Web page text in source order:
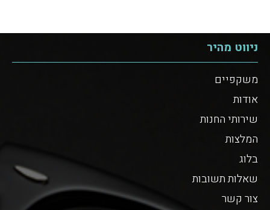
ניווט מהיר
משקפיים
אודות
שירותי החנות
המלצות
בלוג
שאלות תשובות
צור קשר